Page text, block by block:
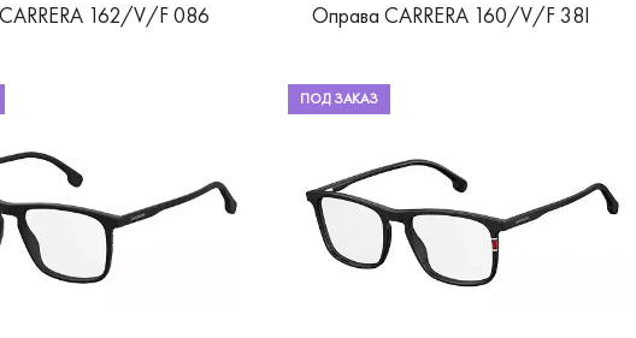
162/V/F 086
Оправа CARRERA 160/V/F 38I
ПОД ЗАКАЗ